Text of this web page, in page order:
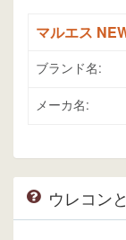
マルエス
ブランド名:
メーカ名:
ウレコン